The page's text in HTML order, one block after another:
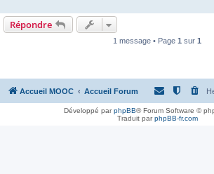
Répondre
1 message • Page 1 sur 1
Accueil MOOC Accueil Forum
Développé parphpBB® Forum Software ©
Traduit parphpBB-fr.com